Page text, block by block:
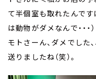
て半個室も取れたんです
は動物がダメなんで・・・
モトさーん、ダメでした
送りましたね（笑）。